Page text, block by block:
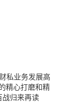
私业务发展高
精心打磨和精
战归来再读